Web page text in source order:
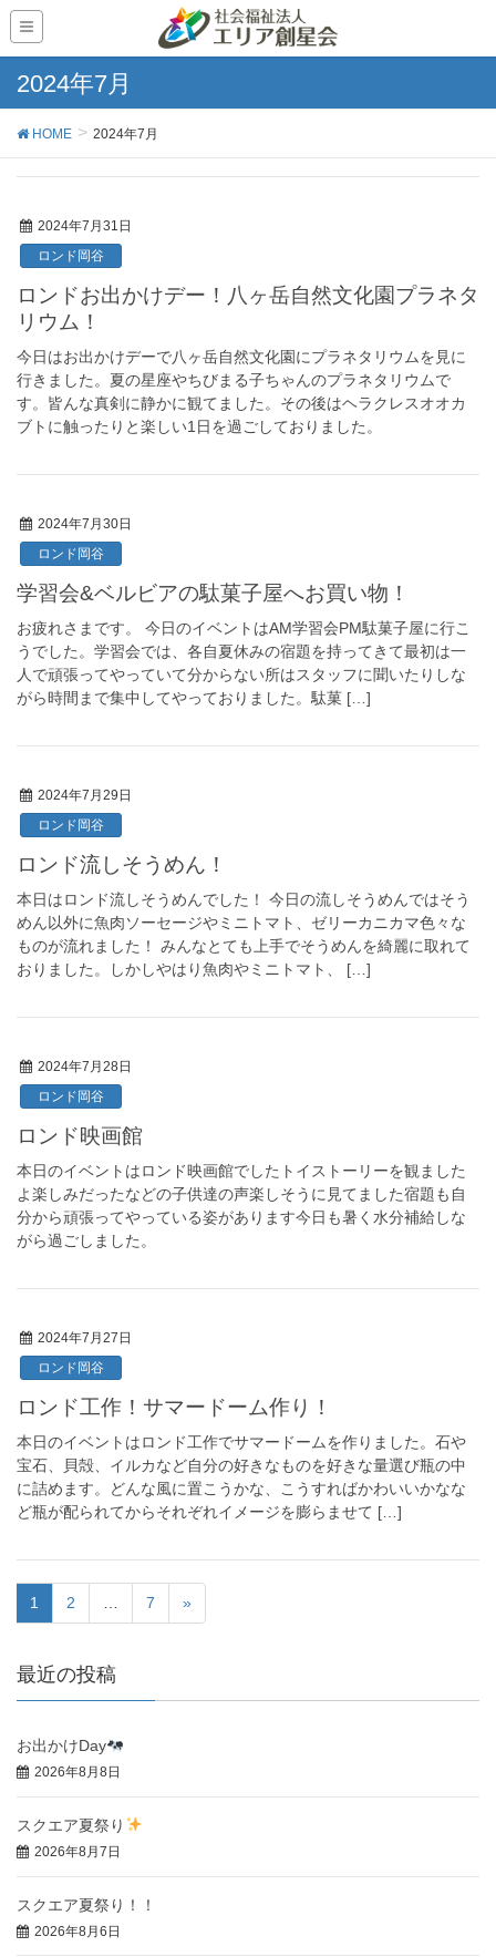
2024年7月
HOME 2024年7月
2024年7月31日
ロンド岡谷
ロンドお出かけデー！八ヶ岳自然文化園プラネタ
リウム！
今日はお出かけデーで八ヶ岳自然文化園にプラネタリウムを見に
行きました。夏の星座やちびまる子ちゃんのプラネタリウムで
す。皆んな真剣に静かに観てました。その後はヘラクレスオオカ
ブトに触ったりと楽しい1日を過ごしておりました。
2024年7月30日
ロンド岡谷
学習会&ベルビアの駄菓子屋へお買い物！
お疲れさまです。 今日のイベントはAM学習会PM駄菓子屋に行こ
うでした。学習会では、各自夏休みの宿題を持ってきて最初は一
人で頑張ってやっていて分からない所はスタッフに聞いたりしな
がら時間まで集中してやっておりました。駄菓 […]
2024年7月29日
ロンド岡谷
ロンド流しそうめん！
本日はロンド流しそうめんでした！ 今日の流しそうめんではそう
めん以外に魚肉ソーセージやミニトマト、ゼリーカニカマ色々な
ものが流れました！ みんなとても上手でそうめんを綺麗に取れて
おりました。しかしやはり魚肉やミニトマト、 […]
2024年7月28日
ロンド岡谷
ロンド映画館
本日のイベントはロンド映画館でしたトイストーリーを観ました
よ楽しみだったなどの子供達の声楽しそうに見てました宿題も自
分から頑張ってやっている姿があります今日も暑く水分補給しな
がら過ごしました。
2024年7月27日
ロンド岡谷
ロンド工作！サマードーム作り！
本日のイベントはロンド工作でサマードームを作りました。石や
宝石、貝殻、イルカなど自分の好きなものを好きな量選び瓶の中
に詰めます。どんな風に置こうかな、こうすればかわいいかなな
ど瓶が配られてからそれぞれイメージを膨らませて […]
1 2 7 »
最近の投稿
お出かけDay
2026年8月8日
スクエア夏祭り
2026年8月7日
スクエア夏祭り！！
2026年8月6日